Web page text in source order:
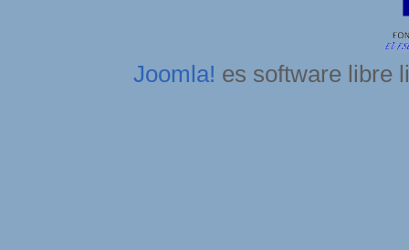
Joomla! es software libre